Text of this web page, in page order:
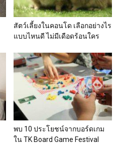
สัตว์เลี้ยงในคอนโด เลือกอย่างไร
แบบไหนดี ไม่มีเดือดร้อนใคร
พบ 10 ประโยชน์จากบอร์ดเกม
ใน TK Board Game Festival